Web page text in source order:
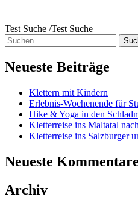
Test Suche /Test Suche
Suche
nach:
Neueste Beiträge
Klettern mit Kindern
Erlebnis-Wochenende für
Hike & Yoga in den
Kletterreise ins Maltatal
Kletterreise ins Salzburger
Neueste Kommentare
Archiv